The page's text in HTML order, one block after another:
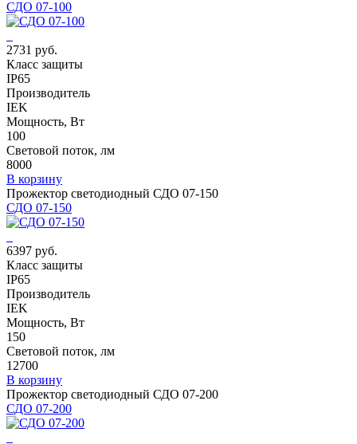
СДО 07-100
2731 руб.
Класс защиты
IP65
Производитель
IEK
Мощность, Вт
100
Световой поток, лм
8000
В корзину
Прожектор светодиодный СДО 07-150
СДО 07-150
6397 руб.
Класс защиты
IP65
Производитель
IEK
Мощность, Вт
150
Световой поток, лм
12700
В корзину
Прожектор светодиодный СДО 07-200
СДО 07-200